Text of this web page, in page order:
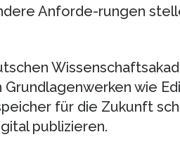
Anforde-rungen
wie
für die Zukunft
publizieren.